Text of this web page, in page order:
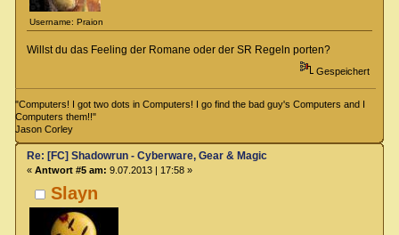
Username: Praion
Willst du das Feeling der Romane oder der SR Regeln porten?
Gespeichert
"Computers! I got two dots in Computers! I go find the bad guy's Computers and I
Computers them!!"
Jason Corley
Slayn
Re: [FC] Shadowrun - Cyberware, Gear & Magic
« Antwort #5 am: 9.07.2013 | 17:58 »